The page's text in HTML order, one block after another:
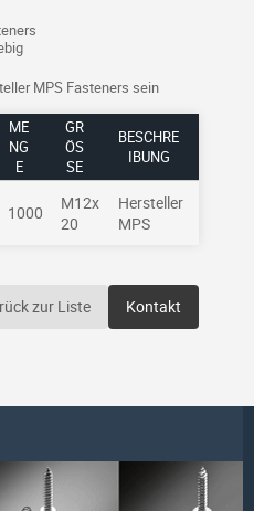
MPS Fasteners sein
ME
NG
E
GR
ÖSS
E
BESCHRE
IBUNG
1000
M12x
20
Hersteller
MPS
zur Liste Kontakt